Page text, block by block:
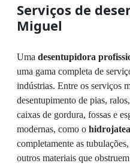
Serviços de
Miguel
Uma desentupidora
uma gama completa de
indústrias. Entre os serviços
desentupimento de pias,
caixas de gordura, fossas e
modernas, como o
completamente as
outros materiais que